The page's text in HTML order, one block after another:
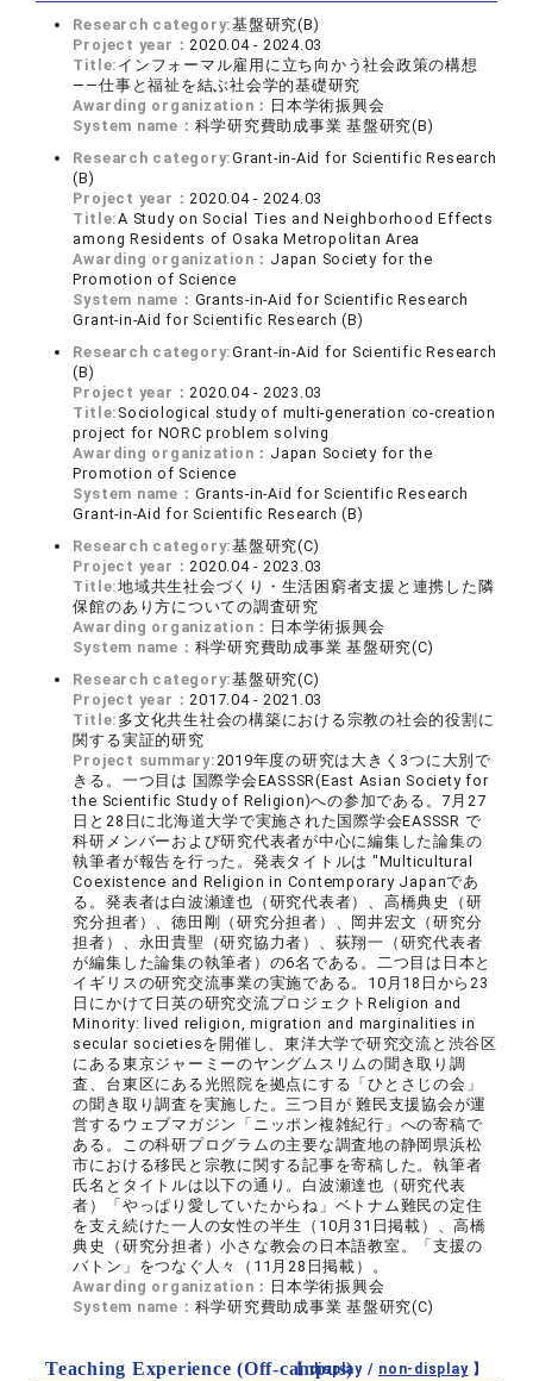
Research category:基盤研究(B)
Project year：2020.04 - 2024.03
Title: インフォーマル雇用に立ち向かう社会政策の構想
――仕事と福祉を結ぶ社会学的基礎研究
Awarding organization： 日本学術振興会
System name： 科学研究費助成事業 基盤研究(B)
Research category:Grant-in-Aid for Scientific Research
(B)
Project year：2020.04 - 2024.03
Title:A Study on Social Ties and Neighborhood Effects
among Residents of Osaka Metropolitan Area
Awarding organization： Japan Society for the
Promotion of Science
System name： Grants-in-Aid for Scientific Research
Grant-in-Aid for Scientific Research (B)
Research category:Grant-in-Aid for Scientific Research
(B)
Project year：2020.04 - 2023.03
Title: Sociological study of multi-generation co-creation
project for NORC problem solving
Awarding organization： Japan Society for the
Promotion of Science
System name： Grants-in-Aid for Scientific Research
Grant-in-Aid for Scientific Research (B)
Research category:基盤研究(C)
Project year：2020.04 - 2023.03
Title:地域共生社会づくり・生活困窮者支援と連携した隣
保館のあり方についての調査研究
Awarding organization： 日本学術振興会
System name： 科学研究費助成事業 基盤研究(C)
Research category:基盤研究(C)
Project year：2017.04 - 2021.03
Title: 多文化共生社会の構築における宗教の社会的役割に
関する実証的研究
Project summary:2019年度の研究は大きく3つに大別で
きる。一つ目は 国際学会EASSSR(East Asian Society for
the Scientific Study of Religion)への参加である。7月27
日と28日に北海道大学で実施された国際学会EASSSR で
科研メンバーおよび研究代表者が中心に編集した論集の
執筆者が報告を行った。発表タイトルは "Multicultural
Coexistence and Religion in Contemporary Japanであ
る。発表者は白波瀬達也（研究代表者）、高橋典史（研
究分担者）、徳田剛（研究分担者）、岡井宏文（研究分
担者）、永田貴聖（研究協力者）、荻翔一（研究代表者
が編集した論集の執筆者）の6名である。二つ目は日本と
イギリスの研究交流事業の実施である。10月18日から23
日にかけて日英の研究交流プロジェクトReligion and
Minority: lived religion, migration and marginalities in
secular societiesを開催し、東洋大学で研究交流と渋谷区
にある東京ジャーミーのヤングムスリムの聞き取り調
査、台東区にある光照院を拠点にする「ひとさじの会」
の聞き取り調査を実施した。三つ目が 難民支援協会が運
営するウェブマガジン「ニッポン複雑紀行」への寄稿で
ある。この科研プログラムの主要な調査地の静岡県浜松
市における移民と宗教に関する記事を寄稿した。執筆者
氏名とタイトルは以下の通り。白波瀬達也（研究代表
者）「やっぱり愛していたからね」ベトナム難民の定住
を支え続けた一人の女性の半生（10月31日掲載）、高橋
典史（研究分担者）小さな教会の日本語教室。「支援の
バトン」をつなぐ人々（11月28日掲載）。
Awarding organization： 日本学術振興会
System name： 科学研究費助成事業 基盤研究(C)
Teaching Experience (Off-campus)
【 display / non-display】